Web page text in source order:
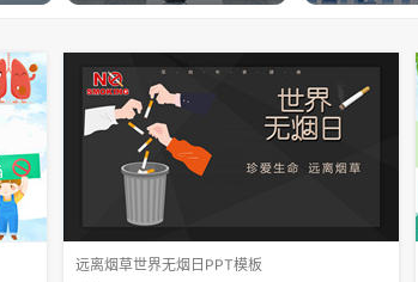
远离烟草世界无烟日PPT模板